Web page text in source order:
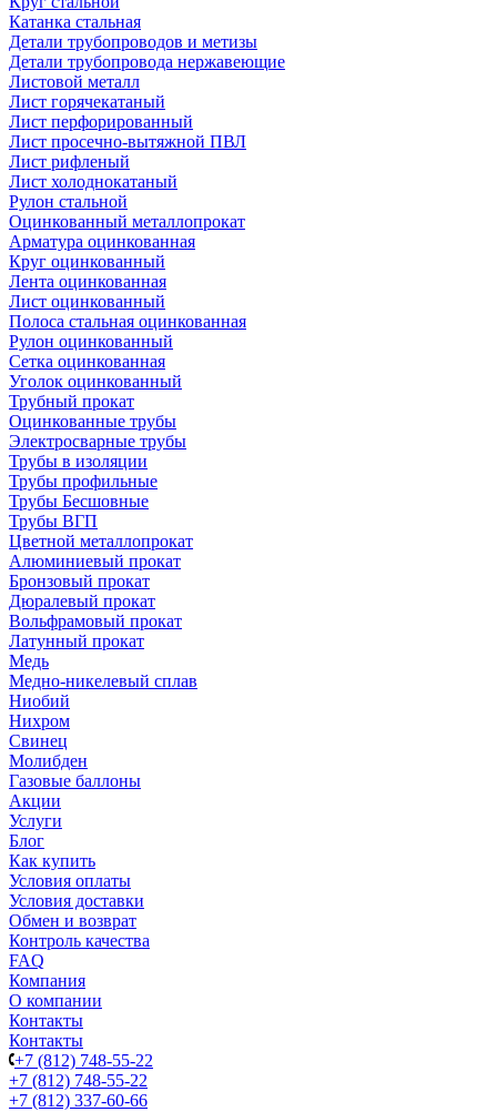
Катанка стальная
Детали трубопроводов и метизы
Детали трубопровода нержавеющие
Листовой металл
Лист горячекатаный
Лист перфорированный
Лист просечно-вытяжной ПВЛ
Лист рифленый
Лист холоднокатаный
Рулон стальной
Оцинкованный металлопрокат
Арматура оцинкованная
Круг оцинкованный
Лента оцинкованная
Лист оцинкованный
Полоса стальная оцинкованная
Рулон оцинкованный
Сетка оцинкованная
Уголок оцинкованный
Трубный прокат
Оцинкованные трубы
Электросварные трубы
Трубы в изоляции
Трубы профильные
Трубы Бесшовные
Трубы ВГП
Цветной металлопрокат
Алюминиевый прокат
Бронзовый прокат
Дюралевый прокат
Вольфрамовый прокат
Латунный прокат
Медь
Медно-никелевый сплав
Ниобий
Нихром
Свинец
Молибден
Газовые баллоны
Акции
Услуги
Блог
Как купить
Условия оплаты
Условия доставки
Обмен и возврат
Контроль качества
FAQ
Компания
О компании
Контакты
Контакты
+7 (812) 748-55-22
+7 (812) 748-55-22
+7 (812) 337-60-66